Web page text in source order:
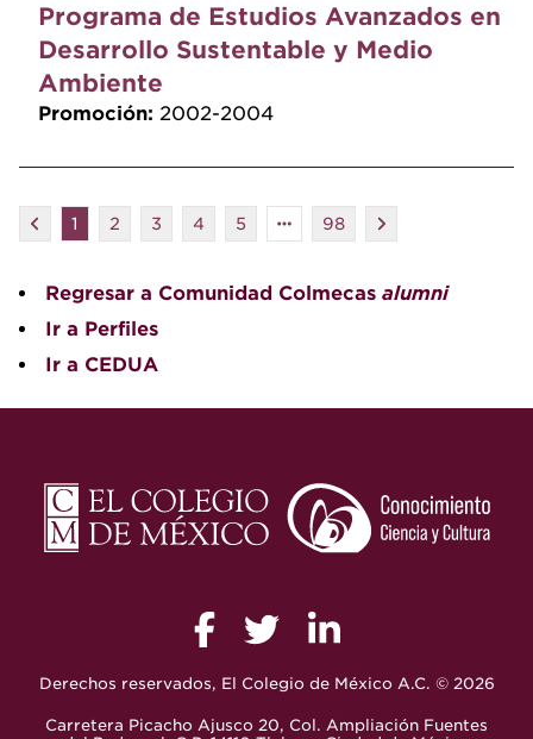
Programa de Estudios Avanzados en
Desarrollo Sustentable y Medio
Ambiente
Promoción: 2002-2004
1 2 3 4 5 98
Regresar a Comunidad Colmecas alumni
Ir a Perfiles
Ir a CEDUA
Derechos reservados, El Colegio de México A.C. © 2026
Carretera Picacho Ajusco 20, Col. Ampliación Fuentes